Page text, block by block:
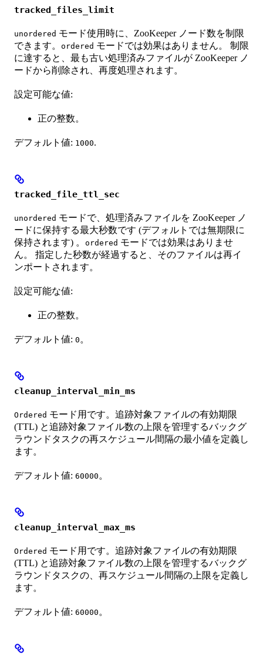
tracked_files_limit
unordered モード使用時に、ZooKeeper ノード数を制限
できます。 ordered モードでは効果はありません。 制限
に達すると、最も古い処理済みファイルが ZooKeeper ノ
ードから削除され、再度処理されます。
設定可能な値:
正の整数。
デフォルト値: 1000.
tracked_file_ttl_sec
unordered モードで、処理済みファイルを ZooKeeper ノ
ードに保持する最大秒数です (デフォルトでは無期限に
保持されます) 。 ordered モードでは効果はありませ
ん。 指定した秒数が経過すると、そのファイルは再イ
ンポートされます。
設定可能な値:
正の整数。
デフォルト値: 0 。
cleanup_interval_min_ms
Ordered モード用です。追跡対象ファイルの有効期限
(TTL) と追跡対象ファイル数の上限を管理するバックグ
ラウンドタスクの再スケジュール間隔の最小値を定義し
ます。
デフォルト値: 60000 。
cleanup_interval_max_ms
Ordered モード用です。追跡対象ファイルの有効期限
(TTL) と追跡対象ファイル数の上限を管理するバックグ
ラウンドタスクの、再スケジュール間隔の上限を定義し
ます。
デフォルト値: 60000 。